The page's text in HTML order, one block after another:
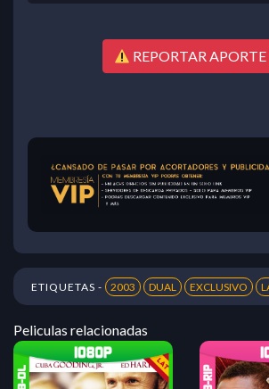
REPORTAR APORTE
ETIQUETAS - 2003 DUAL EXCLUSIVO
Peliculas relacionadas